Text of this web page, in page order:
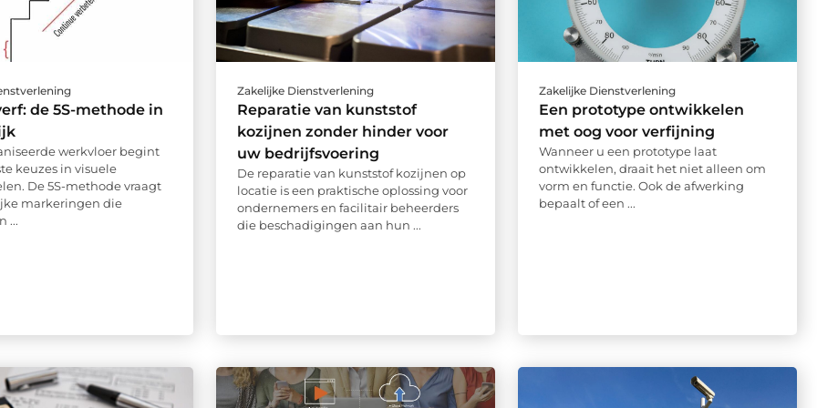
de 5S-methode in
werkvloer begint
keuzes in visuele
De 5S-methode vraagt
markeringen die
...
Zakelijke Dienstverlening
Reparatie van kunststof
kozijnen zonder hinder voor
uw bedrijfsvoering
De reparatie van kunststof kozijnen op
locatie is een praktische oplossing voor
ondernemers en facilitair beheerders
die beschadigingen aan hun ...
Zakelijke Dienstverlening
Een prototype ontwikkelen
met oog voor verfijning
Wanneer u een prototype laat
ontwikkelen, draait het niet alleen om
vorm en functie. Ook de afwerking
bepaalt of een ...